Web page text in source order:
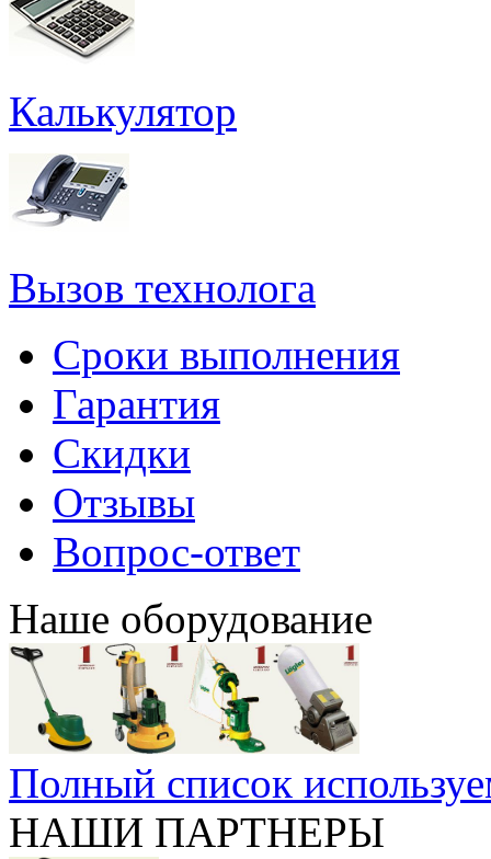
Калькулятор
Вызов технолога
Сроки выполнения
Гарантия
Скидки
Отзывы
Вопрос-ответ
Наше оборудование
Полный список
НАШИ ПАРТНЕРЫ